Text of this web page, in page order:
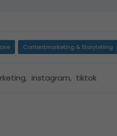
Contentmarketing & Storytelling
, instagram, tiktok